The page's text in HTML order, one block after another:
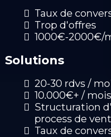
Taux de
Trop d'offres
1000€-2000€/
Solutions
20-30 rdvs /
10.000€+ / mois
Structuration
process de
Taux de